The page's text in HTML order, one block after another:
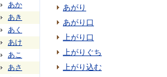
あか
あき
あく
あけ
あこ
あさ
あがり
あがり口
上がり口
上がりぐち
上がり込む